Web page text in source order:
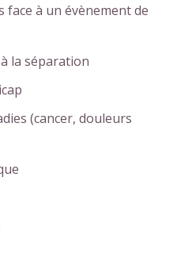
face à un évènement de
la séparation
(cancer, douleurs